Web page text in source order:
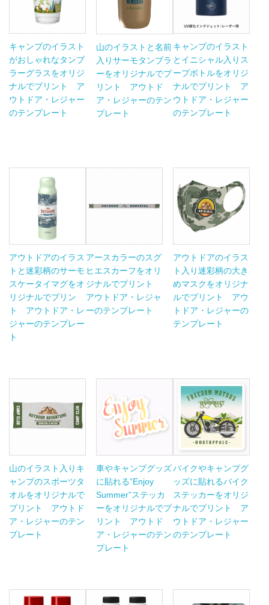
キャンプのイラスト
がおしゃれなタンブ
ラーグラスをオリジ
ナルでプリント ア
ウトドア・レジャー
のテンプレート
山のイラストと名前
入りサーモタンブラ
ーをオリジナルでプ
リント アウトド
ア・レジャーのテン
プレート
キャンプのイラスト
とイニシャル入りス
ープボトルをオリジ
ナルでプリント ア
ウトドア・レジャー
のテンプレート
アウトドアのイラス
トと迷彩柄のサーモ
スケータイマグをオ
リジナルでプリン
ト アウトドア・レ
ジャーのテンプレー
ト
アースカラーのスグ
ヒエスカーフをオリ
ジナルでプリント
アウトドア・レジャ
ーのテンプレート
アウトドアのイラス
ト入り迷彩柄の大き
めマスクをオリジナ
ルでプリント アウ
トドア・レジャーの
テンプレート
山のイラスト入りキ
ャンプのスポーツタ
オルをオリジナルで
プリント アウトド
ア・レジャーのテン
プレート
車やキャンプグッズ
に貼れる”Enjoy
Summer”ステッカ
ーをオリジナルでプ
リント アウトド
ア・レジャーのテン
プレート
バイクやキャンプグ
ッズに貼れるバイク
ステッカーをオリジ
ナルでプリント ア
ウトドア・レジャー
のテンプレート